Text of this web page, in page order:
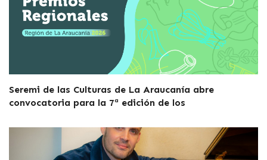
Seremi de las Culturas de La Araucanía abre
convocatoria para la 7ª edición de los